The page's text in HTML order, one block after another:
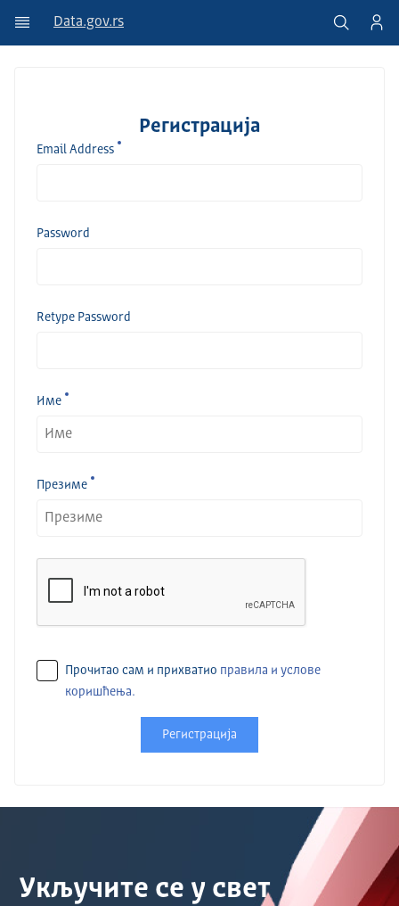
Data.gov.rs
Регистрација
Email Address
Password
Retype Password
Име
Презиме
Прочитао сам и прихватио правила и услове
коришћења.
Регистрација
Укључите се у свет